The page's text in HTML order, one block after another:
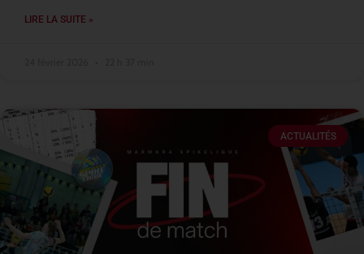
LIRE LA SUITE »
ACTUALITÉS